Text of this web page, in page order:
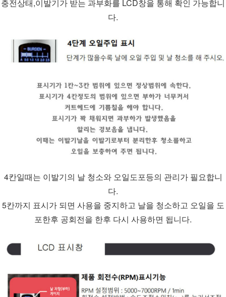
충전상태,이발기가 받는 과부화를 LCD창을 통해 확인 가능합니
다.
4칸일때는 이발기의 날 청소와 오일도포등의 관리가 필요합니
다.
5칸까지 표시가 되면 사용을 중지하고 날을 청소하고 오일을 도
포한후 공회전을 한후 다시 사용하면 됩니다.